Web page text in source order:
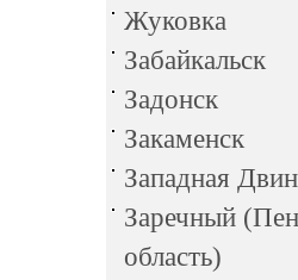
Жуковка
Забайкальск
Задонск
Закаменск
Западная
Заречный
область)